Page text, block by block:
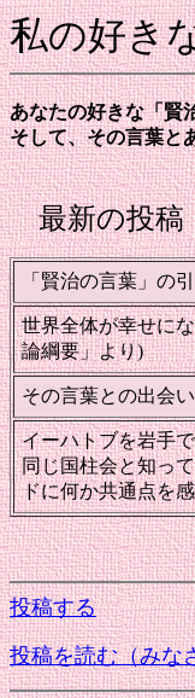
私の好き
あなたの好きな「賢
そして、その言葉と
最新の投稿
「賢治の言葉」の
世界全体が幸せに
論綱要」より)
その言葉との出会
イーハトブを岩手
同じ国柱会と知っ
ドに何か共通点を
投稿する
投稿を読む（みな